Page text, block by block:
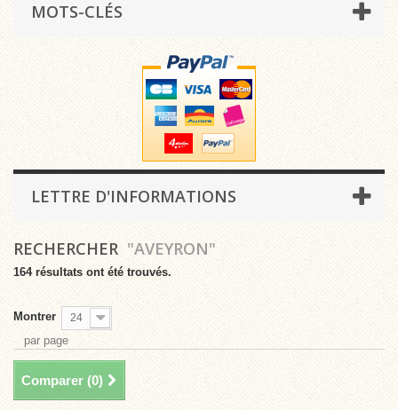
MOTS-CLÉS
LETTRE D'INFORMATIONS
RECHERCHER "AVEYRON"
164 résultats ont été trouvés.
Montrer 24
par page
Comparer (0)